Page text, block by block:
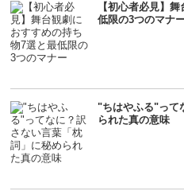
【初心者必見】
低限の3つのマナ
"ちはやふる"って
られた真の意味